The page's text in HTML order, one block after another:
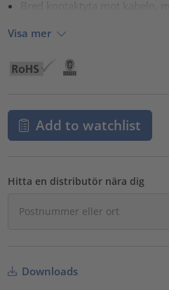
Bred kontaktyta mot kabeln,
Visa mer
Add to watchlist
Hitta en distributör nära dig
Downloads